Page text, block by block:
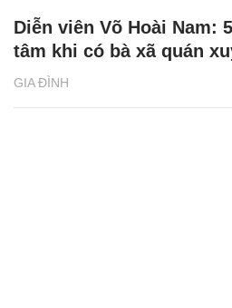
GIA ĐÌNH
Diễn viên Võ Hoài Nam:
tâm khi có bà xã quán